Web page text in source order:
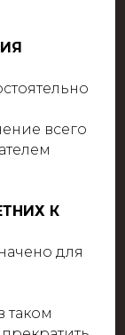
всего
К
для
таком